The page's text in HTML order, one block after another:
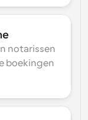
notarissen
boekingen